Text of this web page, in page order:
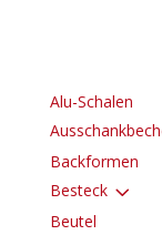
Alu-Schalen
Backformen
Besteck3
Beutel